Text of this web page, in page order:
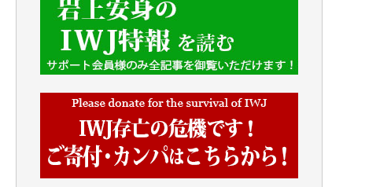
■■■■■■
IWJには、ご寄付・カンパをいただいた方々